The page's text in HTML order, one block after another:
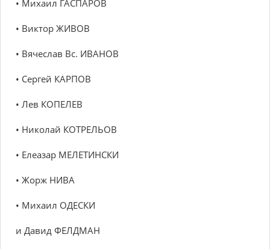
• Михаил ГАСПАРОВ
• Виктор ЖИВОВ
• Вячеслав Вс. ИВАНОВ
• Сергей КАРПОВ
• Лев КОПЕЛЕВ
• Николай КОТРЕЛЬОВ
• Елеазар МЕЛЕТИНСКИ
• Жорж НИВА
• Михаил ОДЕСКИ
и Давид ФЕЛДМАН